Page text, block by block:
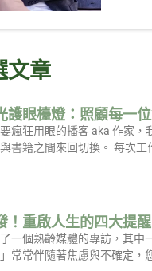
文章
護眼檯燈：照顧每一
瘋狂用眼的播客 aka 作家
書籍之間來回切換。 每次工
！重啟人生的四大提醒
一個熟齡媒體的專訪，其中
常常伴隨著焦慮與不確定，